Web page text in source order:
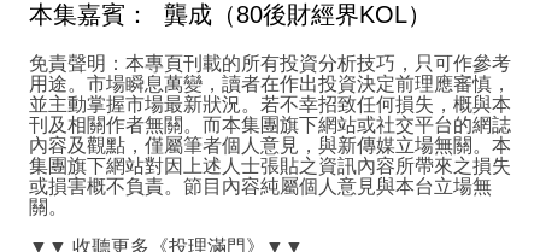
本集嘉賓： 龔成（80後財經界KOL）
免責聲明：本專頁刊載的所有投資分析技巧，只可作參考
用途。市場瞬息萬變，讀者在作出投資決定前理應審慎，
並主動掌握市場最新狀況。若不幸招致任何損失，概與本
刊及相關作者無關。而本集團旗下網站或社交平台的網誌
內容及觀點，僅屬筆者個人意見，與新傳媒立場無關。本
集團旗下網站對因上述人士張貼之資訊內容所帶來之損失
或損害概不負責。節目內容純屬個人意見與本台立場無
關。
▼▼ 收聽更多《投理滿門》 ▼▼